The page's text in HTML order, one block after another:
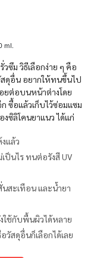
ml.
ซึม วิธีเลือกง่าย ๆ คือ
ดุอื่น อยากให้ทนขึ้นไป
ยต่อบนหน้าต่างโดย
ซื้อแล้วเก็บไว้ซ่อมแซม
ซิลิโคนยาแนว ได้แก่
แล้ว
ป็นไร ทนต่อรังสี UV
สะเทือน และน้ำยา
ใช้กับพื้นผิวได้หลาย
สดุอื่นก็เลือกได้เลย